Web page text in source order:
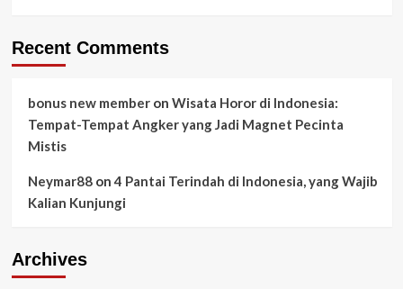
Recent Comments
bonus new memberon Wisata Horor di Indonesia:
Tempat-Tempat Angker yang Jadi Magnet Pecinta
Mistis
Neymar88on4 Pantai Terindah di Indonesia, yang Wajib
Kalian Kunjungi
Archives